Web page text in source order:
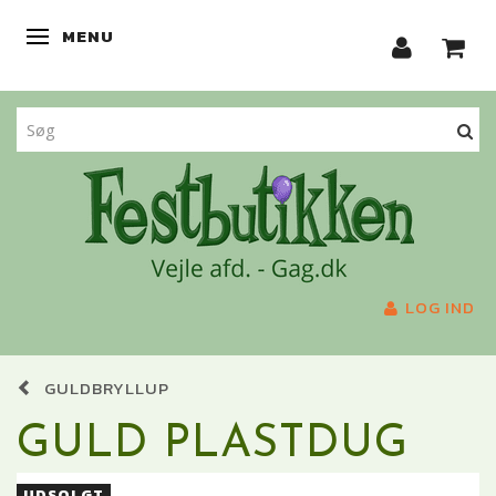
SKIFTE NAVIGATION
MENU
LOG IND
GULDBRYLLUP
GULD PLASTDUG